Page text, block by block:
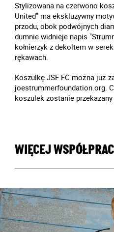
Stylizowana na czerwono
United" ma ekskluzywny
przodu, obok podwójnych
dumnie widnieje napis
kołnierzyk z dekoltem w
rękawach.
Koszulkę JSF FC można już
joestrummerfoundation.org.
koszulek zostanie
WIĘCEJ